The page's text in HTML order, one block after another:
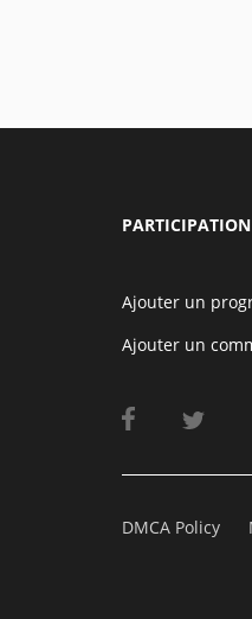
PARTICIPATION
Ajouter un
Ajouter un
DMCA Policy